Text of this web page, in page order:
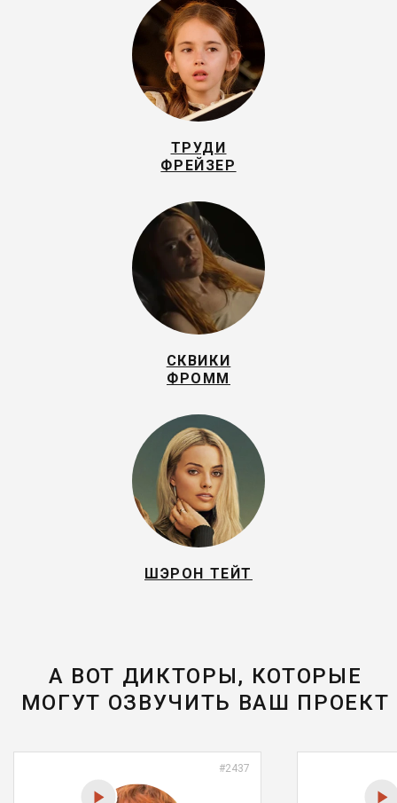
ТРУДИ
ФРЕЙЗЕР
СКВИКИ
ФРОММ
ШЭРОН ТЕЙТ
А ВОТ ДИКТОРЫ, КОТОРЫЕ
МОГУТ ОЗВУЧИТЬ ВАШ ПРОЕКТ
#2437